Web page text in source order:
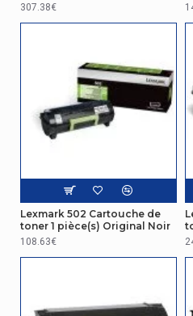
307.38€
Lexmark 502 Cartouche de
toner 1 pièce(s) Original Noir
108.63€